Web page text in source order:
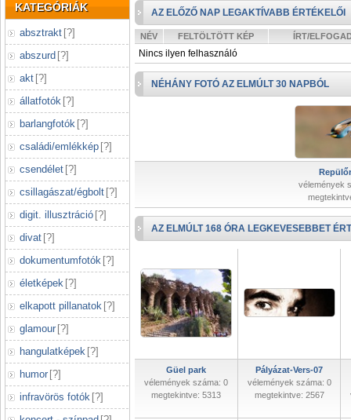
KATEGÓRIÁK
absztrakt [?]
abszurd [?]
akt [?]
állatfotók [?]
barlangfotók [?]
családi/emlékkép [?]
csendélet [?]
csillagászat/égbolt [?]
digit. illusztráció [?]
divat [?]
dokumentumfotók [?]
életképek [?]
elkapott pillanatok [?]
glamour [?]
hangulatképek [?]
humor [?]
infravörös fotók [?]
AZ ELŐZŐ NAP LEGAKTÍVABB ÉRTÉKELŐI
NÉV FELTÖLTÖTT KÉP ÍRT/
Nincs ilyen felhasználó
NÉHÁNY FOTÓ AZ ELMÚLT 30 NAPBÓL
vélemények
AZ ELMÚLT 168 ÓRA LEGKEVESEBBET
Güel park
vélemények száma: 0
megtekintve: 5313
Pályázat-Vers-07
vélemények száma: 0
megtekintve: 2567